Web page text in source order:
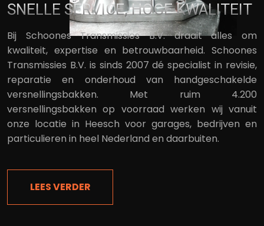
SNELLE SERVICE, HOGE KWALITEIT
Bij Schoones Transmissies B.V. draait alles om
kwaliteit, expertise en betrouwbaarheid. Schoones
Transmissies B.V. is sinds 2007 dé specialist in revisie,
reparatie en onderhoud van handgeschakelde
versnellingsbakken. Met ruim 4.200
versnellingsbakken op voorraad werken wij vanuit
onze locatie in Heesch voor garages, bedrijven en
particulieren in heel Nederland en daarbuiten.
LEES VERDER